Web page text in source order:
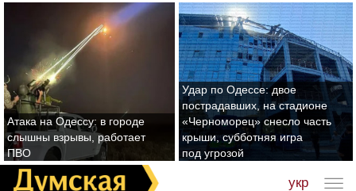
Атака на Одессу: в городе
слышны взрывы, работает
ПВО
Удар по Одессе: двое
пострадавших, на стадионе
«Черноморец» снесло часть
крыши, субботняя игра
под угрозой
укр